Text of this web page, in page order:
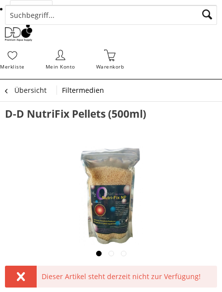
Suchen
Merkliste Mein Konto
Bestellungen Schnellerfassung
Warenkorb
Übersicht Filtermedien
D-D NutriFix Pellets (500ml)
Dieser Artikel steht derzeit nicht zur Verfügung!